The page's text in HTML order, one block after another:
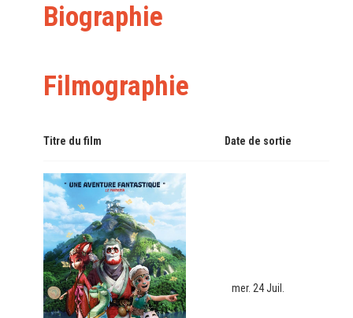
Biographie
Filmographie
Titre du film Date de sortie
mer. 24 Juil.